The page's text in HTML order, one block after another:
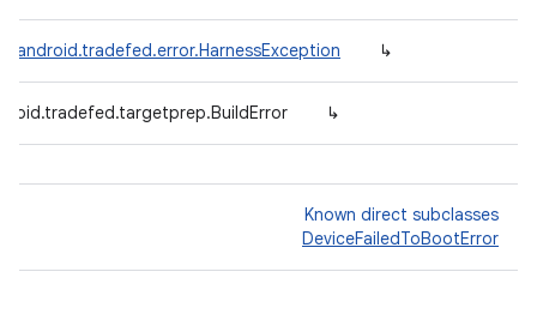
↳
↳
Known direct subclasses
DeviceFailedToBootError